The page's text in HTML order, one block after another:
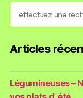
Articles
Légumineuses –